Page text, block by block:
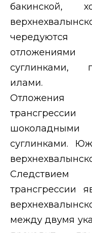
бакинской,
чередуются
суглинками,
илами.
Отложения
суглинками.
Следствием
трансгрессии
между двумя